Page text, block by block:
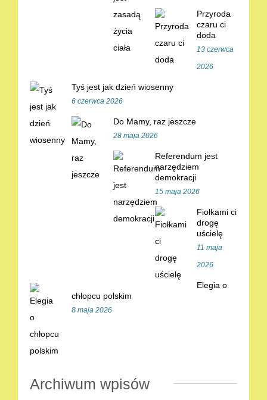
Przyroda
czaru ci
doda
13 czerwca
2026
Tyś jest jak dzień wiosenny
6 czerwca 2026
Do Mamy, raz jeszcze
28 maja 2026
Referendum jest
narzędziem
demokracji
15 maja 2026
Fiołkami ci
drogę
uścielę
11 maja
2026
Elegia o
chłopcu polskim
8 maja 2026
Archiwum wpisów